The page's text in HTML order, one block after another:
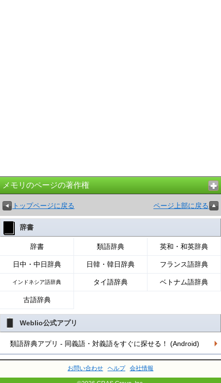
メモリのページの著作権
トップページに戻る ページ上部に戻る
辞書
辞書 類語辞典 英和・和英辞典
日中・中日辞典 日韓・韓日辞典 フランス語辞典
インドネシア語辞典 タイ語辞典 ベトナム語辞典
古語辞典
Weblio公式アプリ
類語辞典アプリ - 同義語・対義語をすぐに探せる！ (Android)
お問い合わせ ヘルプ 会社情報